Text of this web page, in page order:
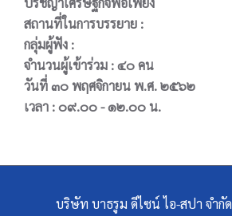
สถานที่ในการบรรยาย :
กลุ่มผู้ฟัง :
จำนวนผู้เข้าร่วม : ๔๐ คน
วันที่ ๓๐ พฤศจิกายน พ.ศ. ๒๕๖๒
เวลา : ๐๙.๐๐ - ๑๒.๐๐ น.
บริษัท บาธรูม ดีไซน์ ไอ-สปา จำกัด